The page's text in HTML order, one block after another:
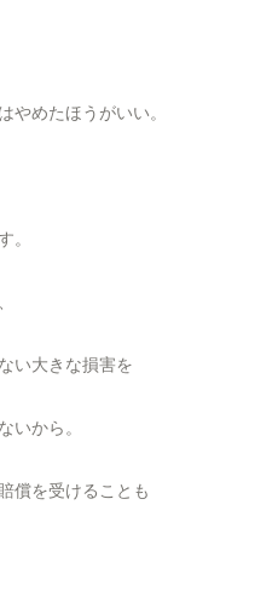
やめたほうがいい。
。
い大きな損害を
いから。
償を受けることも